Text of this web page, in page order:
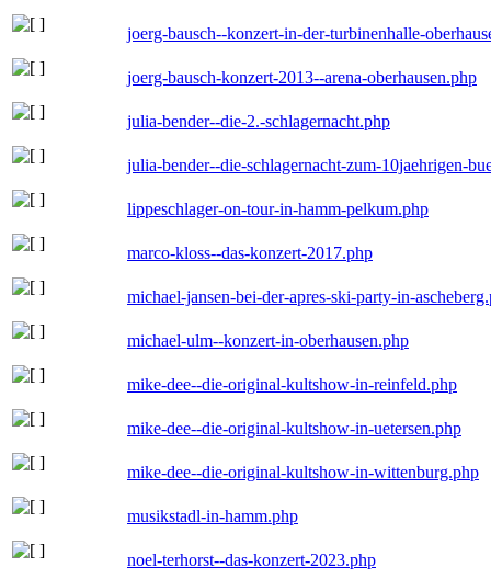
joerg-bausch--konzert-in-der-turbinenhalle-
joerg-bausch-konzert-2013--arena-oberhausen.php
julia-bender--die-2.-schlagernacht.php
julia-bender--die-schlagernacht-zum-10jaehrigen-
lippeschlager-on-tour-in-hamm-pelkum.php
marco-kloss--das-konzert-2017.php
michael-jansen-bei-der-apres-ski-party-in-
michael-ulm--konzert-in-oberhausen.php
mike-dee--die-original-kultshow-in-reinfeld.php
mike-dee--die-original-kultshow-in-uetersen.php
mike-dee--die-original-kultshow-in-wittenburg.php
musikstadl-in-hamm.php
noel-terhorst--das-konzert-2023.php